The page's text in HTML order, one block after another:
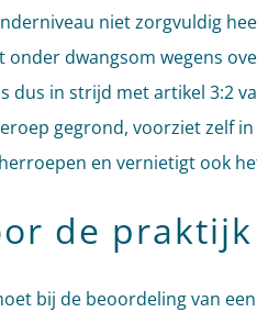
niet zorgvuldig
onder dwangsom wegens
dus in strijd met artikel 3:2
gegrond, voorziet zelf
en vernietigt ook
de praktijk
bij de beoordeling van